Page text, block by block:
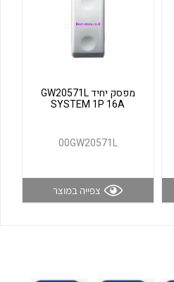
לכל מוצרי היצרן
מפסק יחיד GW20571L
SYSTEM 1P 16A
00GW20571L
צפייה במוצר